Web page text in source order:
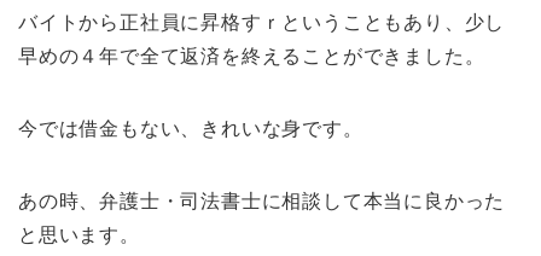
バイトから正社員に昇格すｒということもあり、少し
早めの４年で全て返済を終えることができました。
今では借金もない、きれいな身です。
あの時、弁護士・司法書士に相談して本当に良かった
と思います。